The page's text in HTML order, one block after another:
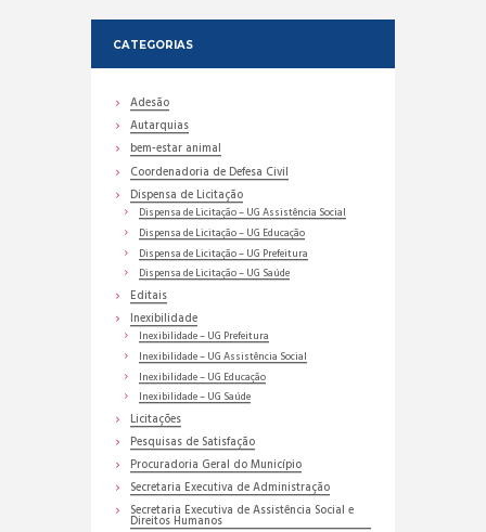
CATEGORIAS
Adesão
Autarquias
bem-estar animal
Coordenadoria de Defesa Civil
Dispensa de Licitação
Dispensa de Licitação – UG Assistência Social
Dispensa de Licitação – UG Educação
Dispensa de Licitação – UG Prefeitura
Dispensa de Licitação – UG Saúde
Editais
Inexibilidade
Inexibilidade – UG Prefeitura
Inexibilidade – UG Assistência Social
Inexibilidade – UG Educação
Inexibilidade – UG Saúde
Licitações
Pesquisas de Satisfação
Procuradoria Geral do Município
Secretaria Executiva de Administração
Secretaria Executiva de Assistência Social e
Direitos Humanos